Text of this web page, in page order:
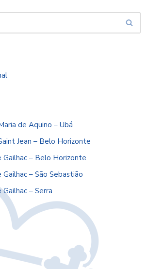
de Aquino – Ubá
Jean – Belo Horizonte
Gailhac – Belo Horizonte
– São Sebastião
– Serra